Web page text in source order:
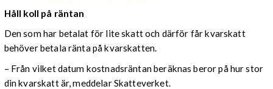
Håll koll på räntan
Den som har betalat för lite skatt och därför får kvarskatt
behöver betala ränta på kvarskatten.
– Från vilket datum kostnadsräntan beräknas beror på hur stor
din kvarskatt är, meddelar Skatteverket.